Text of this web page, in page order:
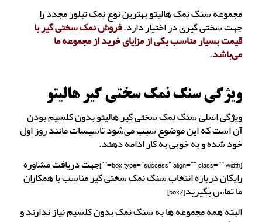
مجموعه سنگ نمک هالیتو بهترین نوع نمک تبلور مجدد را
جهت سختی گیری در اختیار دارد.فروش نمک سختی گیر با
قیمت بسیار مناسب یکی از مزایای خرید از مجموعه ما
می‌باشد.
ویژگی سنگ نمک سختی گیر هالیتو
ویژگی اصلی سنگ نمک سختی گیر هالیتو بدون کلسیم بودن
آن است که این موضوع سبب می‌شود تاسیسات مانند روز اول
خود شده و به خوبی به کار ادامه دهند.
[box type=”success” align=”” class=”” width=””]جهت دریافت مشاوره
رایگان درباره انتخاب سنگ نمک سختی گیر مناسب با همکاران
ما تماس بگیرید[/box]
البته همه مجموعه ها به سنگ نمک بدون کلسیم نیاز ندارند و